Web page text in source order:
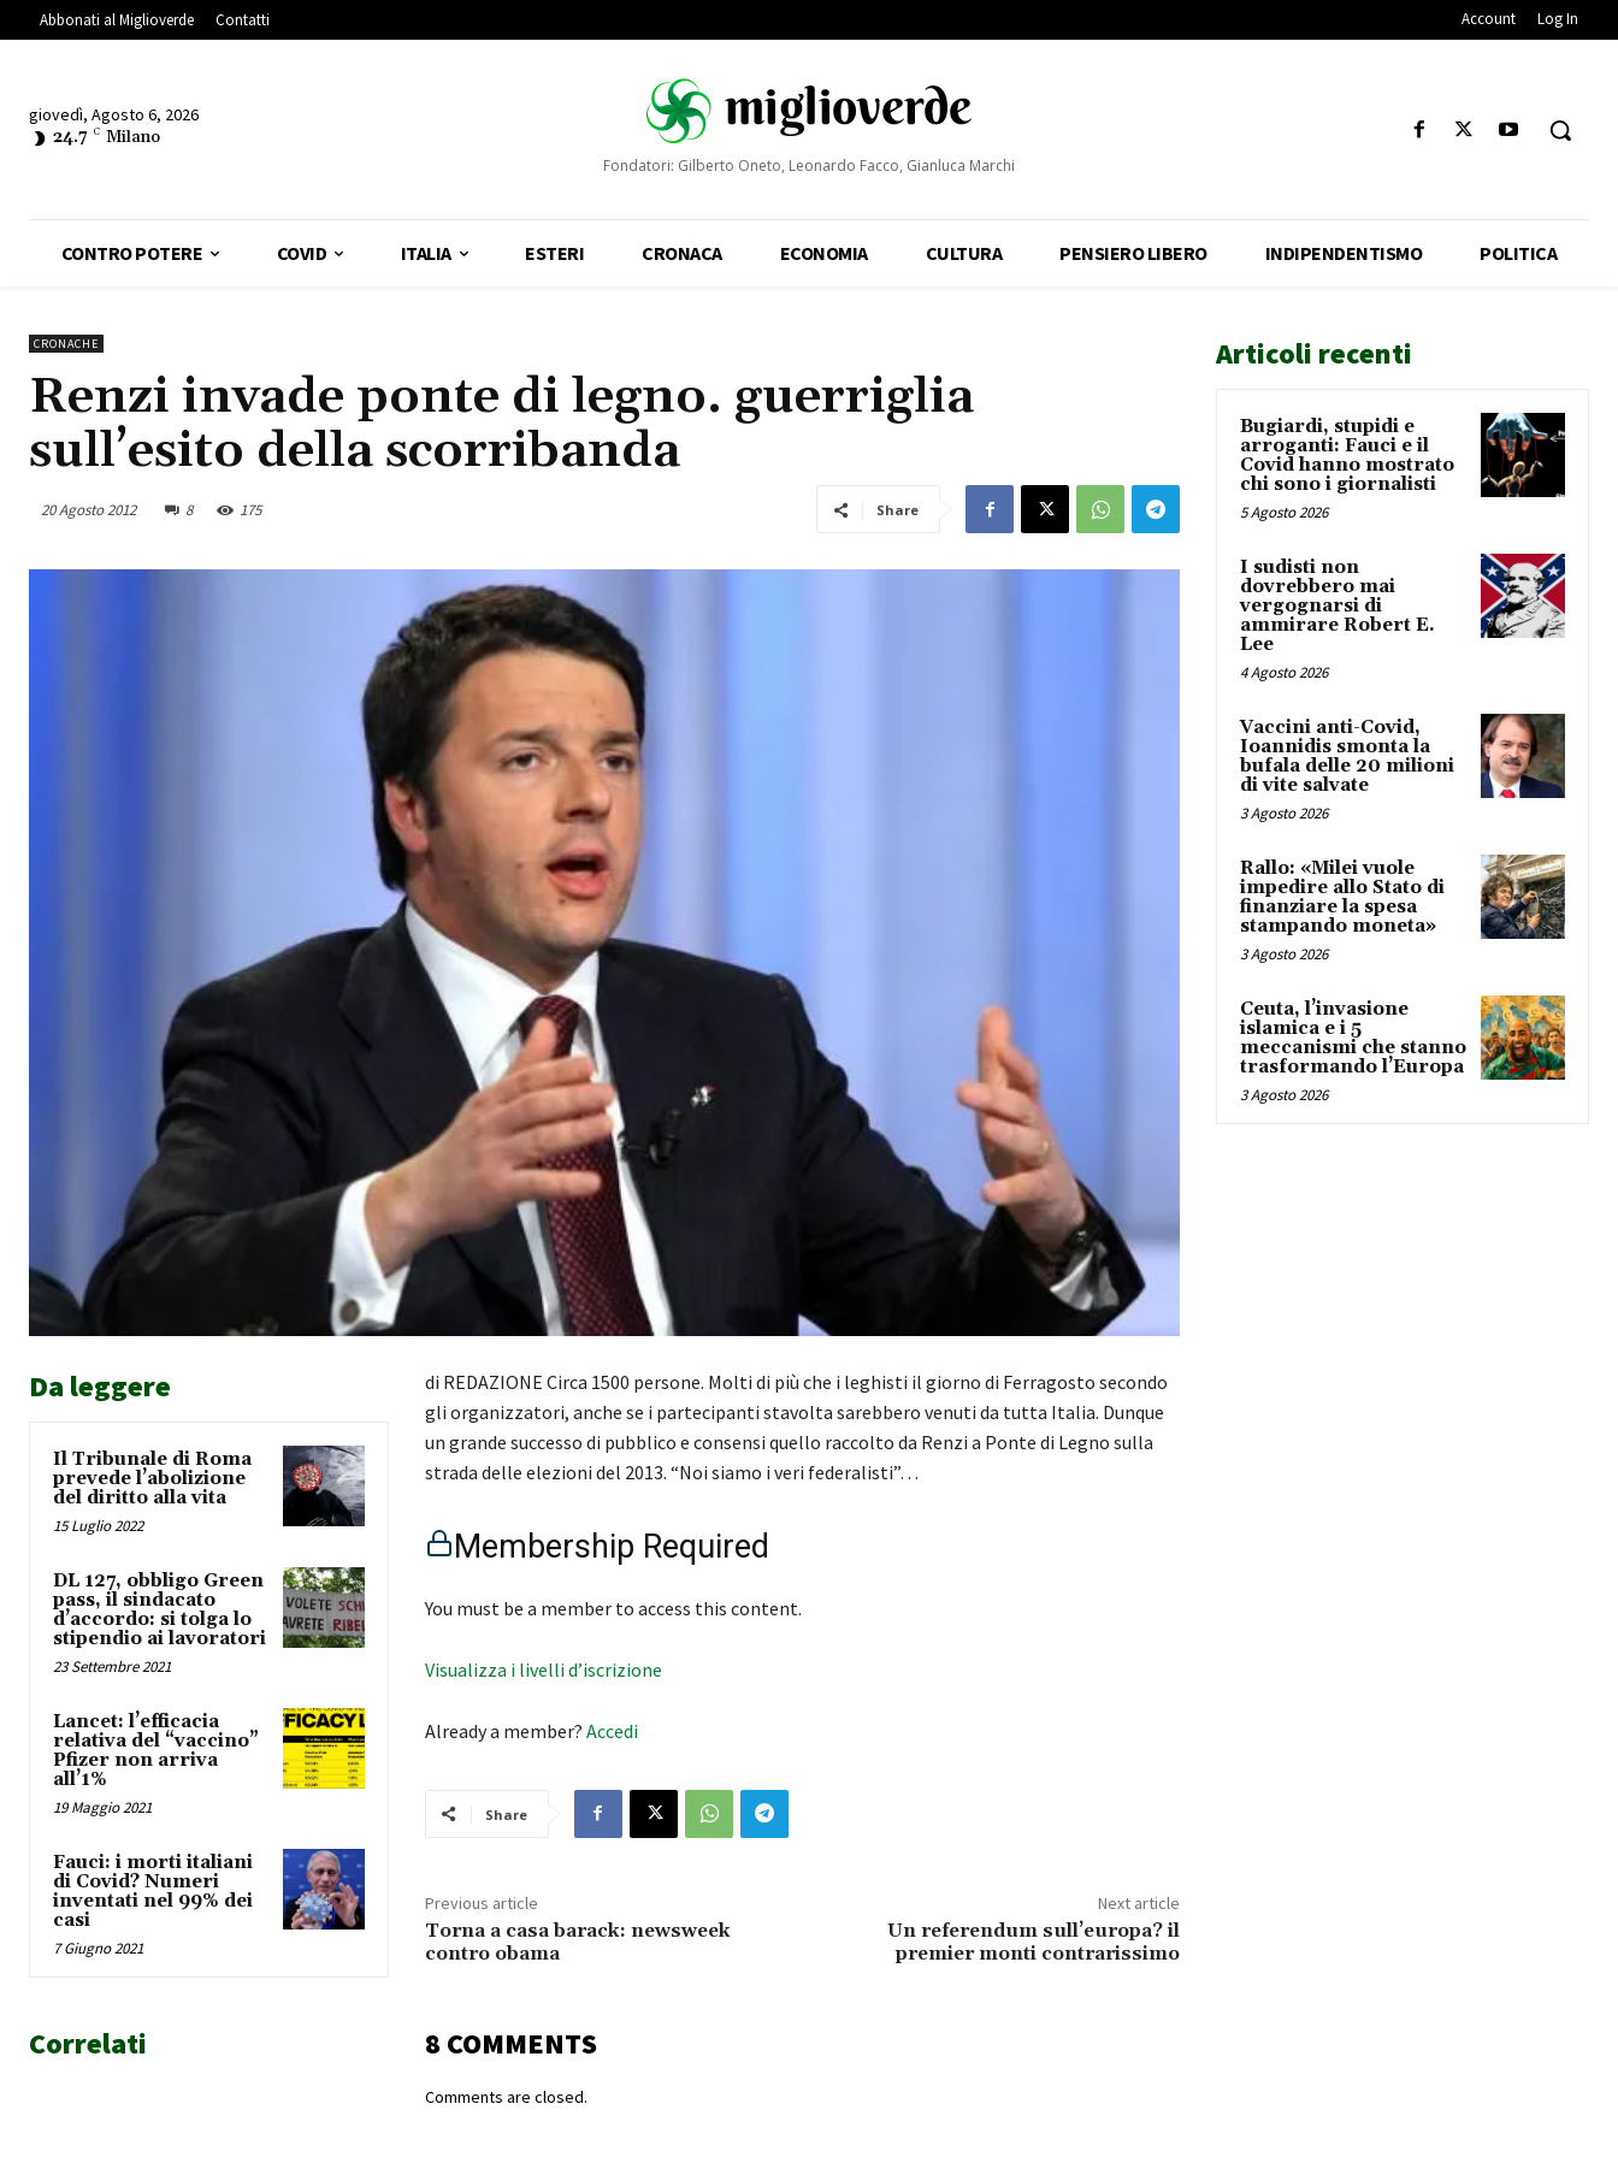
Abbonati al Miglioverde Contatti Account Log In
giovedì, Agosto 6, 2026
24.7 C Milano
Fondatori: Gilberto Oneto, Leonardo Facco, Gianluca Marchi
CONTRO POTERE COVID ITALIA ESTERI CRONACA ECONOMIA CULTURA PENSIERO LIBERO INDIPENDENTISMO POLITICA
CRONACHE
Renzi invade ponte di legno. guerriglia
sull’esito della scorribanda
20 Agosto 2012 8 175 Share
Da leggere
Il Tribunale di Roma
prevede l’abolizione
del diritto alla vita
15 Luglio 2022
DL 127, obbligo Green
pass, il sindacato
d’accordo: si tolga lo
stipendio ai lavoratori
23 Settembre 2021
Lancet: l’efficacia
relativa del “vaccino”
Pfizer non arriva
all’1%
19 Maggio 2021
Fauci: i morti italiani
di Covid? Numeri
inventati nel 99% dei
casi
7 Giugno 2021
di REDAZIONE Circa 1500 persone. Molti di più che i leghisti il giorno di Ferragosto secondo
gli organizzatori, anche se i partecipanti stavolta sarebbero venuti da tutta Italia. Dunque
un grande successo di pubblico e consensi quello raccolto da Renzi a Ponte di Legno sulla
strada delle elezioni del 2013. “Noi siamo i veri federalisti”…
Membership Required
You must be a member to access this content.
Visualizza i livelli d’iscrizione
Already a member? Accedi
Share
Previous article
Torna a casa barack: newsweek
contro obama
Next article
Un referendum sull’europa? il
premier monti contrarissimo
Correlati 8 COMMENTS
Comments are closed.
Articoli recenti
Bugiardi, stupidi e
arroganti: Fauci e il
Covid hanno mostrato
chi sono i giornalisti
5 Agosto 2026
I sudisti non
dovrebbero mai
vergognarsi di
ammirare Robert E.
Lee
4 Agosto 2026
Vaccini anti-Covid,
Ioannidis smonta la
bufala delle 20 milioni
di vite salvate
3 Agosto 2026
Rallo: «Milei vuole
impedire allo Stato di
finanziare la spesa
stampando moneta»
3 Agosto 2026
Ceuta, l’invasione
islamica e i 5
meccanismi che stanno
trasformando l’Europa
3 Agosto 2026